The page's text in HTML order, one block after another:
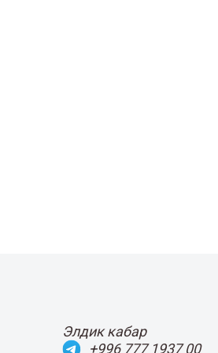
Элдик кабар
+996 777 1937 00